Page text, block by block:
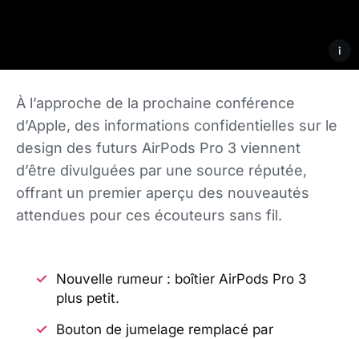
i
À l’approche de la prochaine conférence
d’Apple, des informations confidentielles sur le
design des futurs AirPods Pro 3 viennent
d’être divulguées par une source réputée,
offrant un premier aperçu des nouveautés
attendues pour ces écouteurs sans fil.
Nouvelle rumeur : boîtier AirPods Pro 3
plus petit.
Bouton de jumelage remplacé par